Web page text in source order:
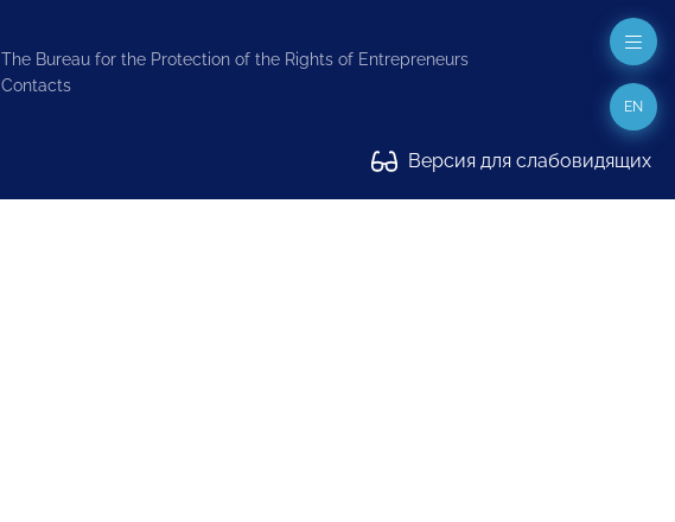
The Bureau for the Protection of the Rights of Entrepreneurs
Contacts
Версия для слабовидящих
EN